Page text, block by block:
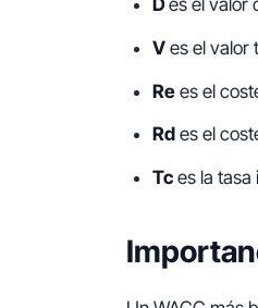
V es el valor
Re es el
Rd es el
Tc es la tasa